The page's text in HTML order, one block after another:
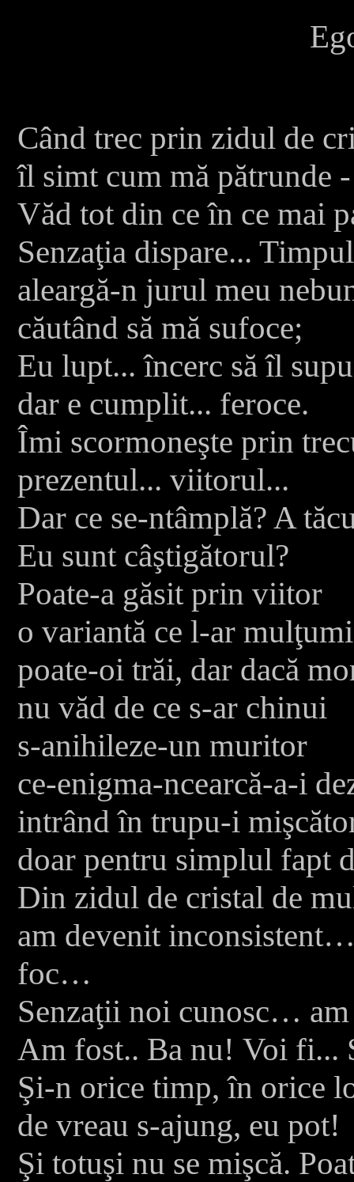
Când trec prin zidul de
îl simt cum mă pătrunde
Văd tot din ce în ce mai
Senzaţia dispare...
aleargă-n jurul meu
căutând să mă sufoce;
Eu lupt... încerc să îl
dar e cumplit... feroce.
Îmi scormoneşte prin
prezentul... viitorul...
Dar ce se-ntâmplă? A
Eu sunt câştigătorul?
Poate-a găsit prin viitor
o variantă ce l-ar
poate-oi trăi, dar dacă
nu văd de ce s-ar chinui
s-anihileze-un muritor
ce-enigma-ncearcă-a-i
intrând în trupu-i
doar pentru simplul fapt
Din zidul de cristal de
am devenit
foc…
Senzaţii noi cunosc…
Am fost.. Ba nu! Voi fi...
Şi-n orice timp, în orice
de vreau s-ajung, eu pot!
Şi totuşi nu se mişcă.